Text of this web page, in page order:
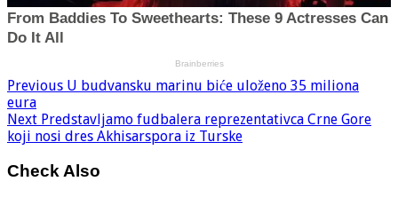
Previous U budvansku marinu biće uloženo 35 miliona
eura
Next Predstavljamo fudbalera reprezentativca Crne Gore
koji nosi dres Akhisarspora iz Turske
Check Also